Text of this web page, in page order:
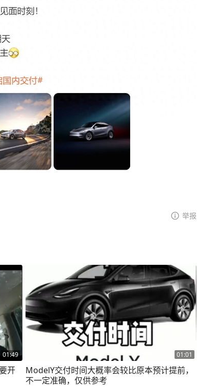
举报
01:49
开
01:01
ModelY交付时间大概率会较比原本预计提前，
不一定准确，仅供参考